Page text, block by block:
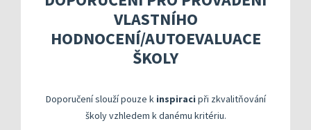
Další náměty pro realizaci vlastního hodnocení
Přehled nástrojů podle kritérií
Aktivní škola – podpora
Vybrané nástroje pro realizaci externího
KOMPAS s mentorskou podporou: Cílená
Publikace s
VLASTNÍHO
HODNOCENÍ/AUTOEVALUACE
ŠKOLY
Doporučení slouží pouze k inspiraci při zkvalitňování
školy vzhledem k danému kritériu.